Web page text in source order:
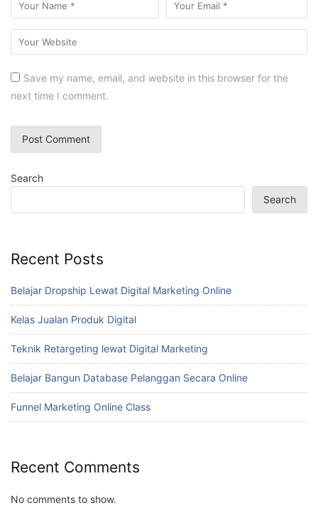
Save my name, email, and website in this browser for the
next time I comment.
Search
Search
Recent Posts
Belajar Dropship Lewat Digital Marketing Online
Kelas Jualan Produk Digital
Teknik Retargeting lewat Digital Marketing
Belajar Bangun Database Pelanggan Secara Online
Funnel Marketing Online Class
Recent Comments
No comments to show.